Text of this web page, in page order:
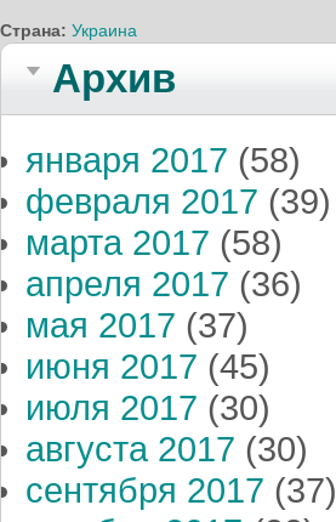
Страна: Украина
Архив
января 2017 (58)
февраля 2017 (39)
марта 2017 (58)
апреля 2017 (36)
мая 2017 (37)
июня 2017 (45)
июля 2017 (30)
августа 2017 (30)
сентября 2017 (37)